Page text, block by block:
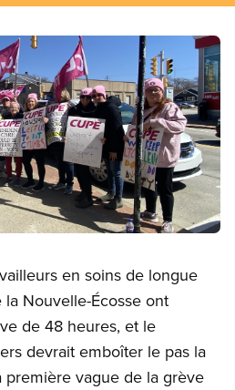
en soins de longue
Nouvelle-Écosse ont
de 48 heures, et le
devrait emboîter le pas la
première vague de la grève